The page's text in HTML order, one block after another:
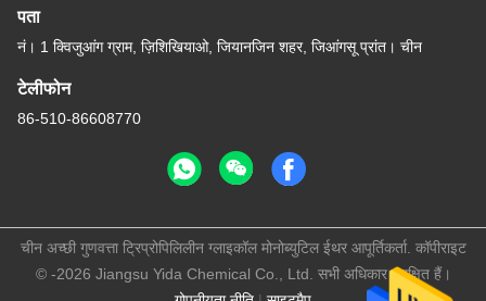
पता
नं। 1 क्विजुआंग ग्राम, ज़िशिखियाओ, जियानजिन शहर, जिआंगसू प्रांत। चीन
टेलीफोन
86-510-86608770
चीन अच्छी गुणवत्ता ट्रिप्रोपिलिलीन ग्लाइकॉल मोनोब्युटिल ईथर आपूर्तिकर्ता. कॉपीराइट
© -2026 Jiangsu Yida Chemical Co., Ltd. सभी अधिकार सुरक्षित हैं।